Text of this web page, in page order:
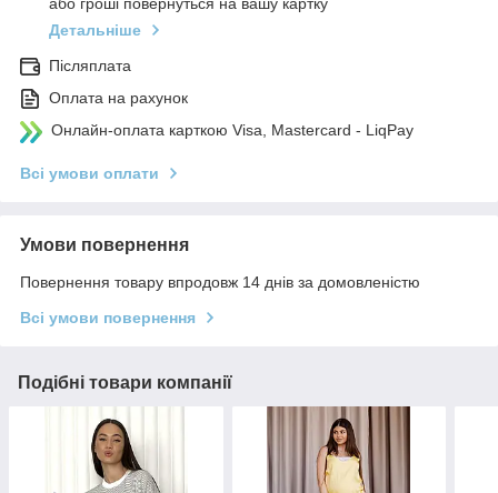
Детальніше
Післяплата
Оплата на рахунок
Онлайн-оплата карткою Visa, Mastercard - LiqPay
Всі умови оплати
Умови повернення
Повернення товару впродовж 14 днів за домовленістю
Всі умови повернення
Подібні товари компанії